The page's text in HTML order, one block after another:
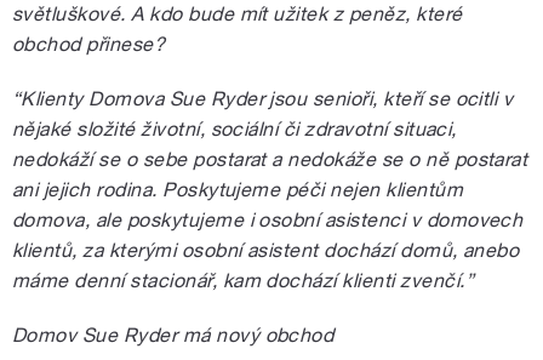
světluškové. A kdo bude mít užitek z peněz, které
obchod přinese?
“Klienty Domova Sue Ryder jsou senioři, kteří se ocitli v
nějaké složité životní, sociální či zdravotní situaci,
nedokáží se o sebe postarat a nedokáže se o ně postarat
ani jejich rodina. Poskytujeme péči nejen klientům
domova, ale poskytujeme i osobní asistenci v domovech
klientů, za kterými osobní asistent dochází domů, anebo
máme denní stacionář, kam dochází klienti zvenčí.”
Domov Sue Ryder má nový obchod